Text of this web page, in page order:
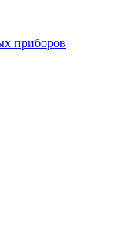
приборов